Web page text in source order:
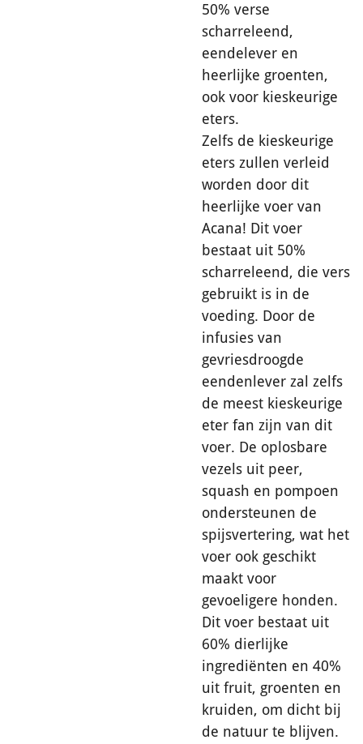
50% verse
scharreleend,
eendelever en
heerlijke groenten,
ook voor kieskeurige
eters.
Zelfs de kieskeurige
eters zullen verleid
worden door dit
heerlijke voer van
Acana! Dit voer
bestaat uit 50%
scharreleend, die vers
gebruikt is in de
voeding. Door de
infusies van
gevriesdroogde
eendenlever zal zelfs
de meest kieskeurige
eter fan zijn van dit
voer. De oplosbare
vezels uit peer,
squash en pompoen
ondersteunen de
spijsvertering, wat het
voer ook geschikt
maakt voor
gevoeligere honden.
Dit voer bestaat uit
60% dierlijke
ingrediënten en 40%
uit fruit, groenten en
kruiden, om dicht bij
de natuur te blijven.